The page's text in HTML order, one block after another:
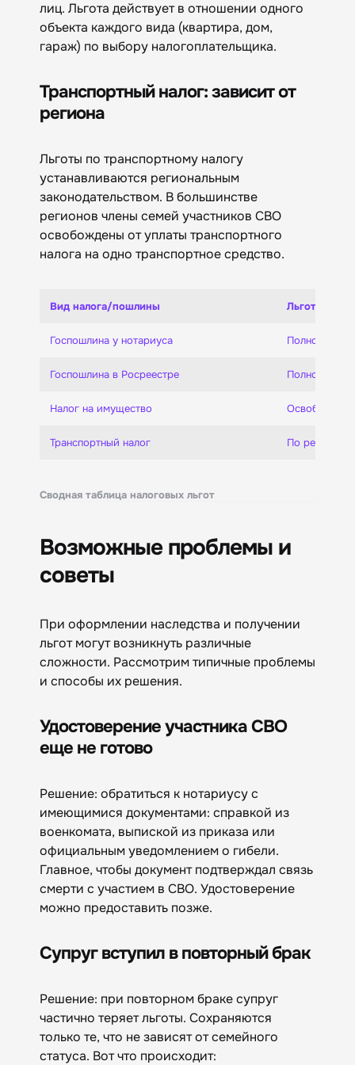
лиц. Льгота действует в отношении одного
объекта каждого вида (квартира, дом,
гараж) по выбору налогоплательщика.
Транспортный налог: зависит от
региона
Льготы по транспортному налогу
устанавливаются региональным
законодательством. В большинстве
регионов члены семей участников СВО
освобождены от уплаты транспортного
налога на одно транспортное средство.
Вид налога/пошлины Льгота
Госпошлина у нотариуса Полное
Госпошлина в Росреестре Полное
Налог на имущество
Транспортный налог По
Сводная таблица налоговых льгот
Возможные проблемы и
советы
При оформлении наследства и получении
льгот могут возникнуть различные
сложности. Рассмотрим типичные проблемы
и способы их решения.
Удостоверение участника СВО
еще не готово
Решение: обратиться к нотариусу с
имеющимися документами: справкой из
военкомата, выпиской из приказа или
официальным уведомлением о гибели.
Главное, чтобы документ подтверждал связь
смерти с участием в СВО. Удостоверение
можно предоставить позже.
Супруг вступил в повторный брак
Решение: при повторном браке супруг
частично теряет льготы. Сохраняются
только те, что не зависят от семейного
статуса. Вот что происходит: